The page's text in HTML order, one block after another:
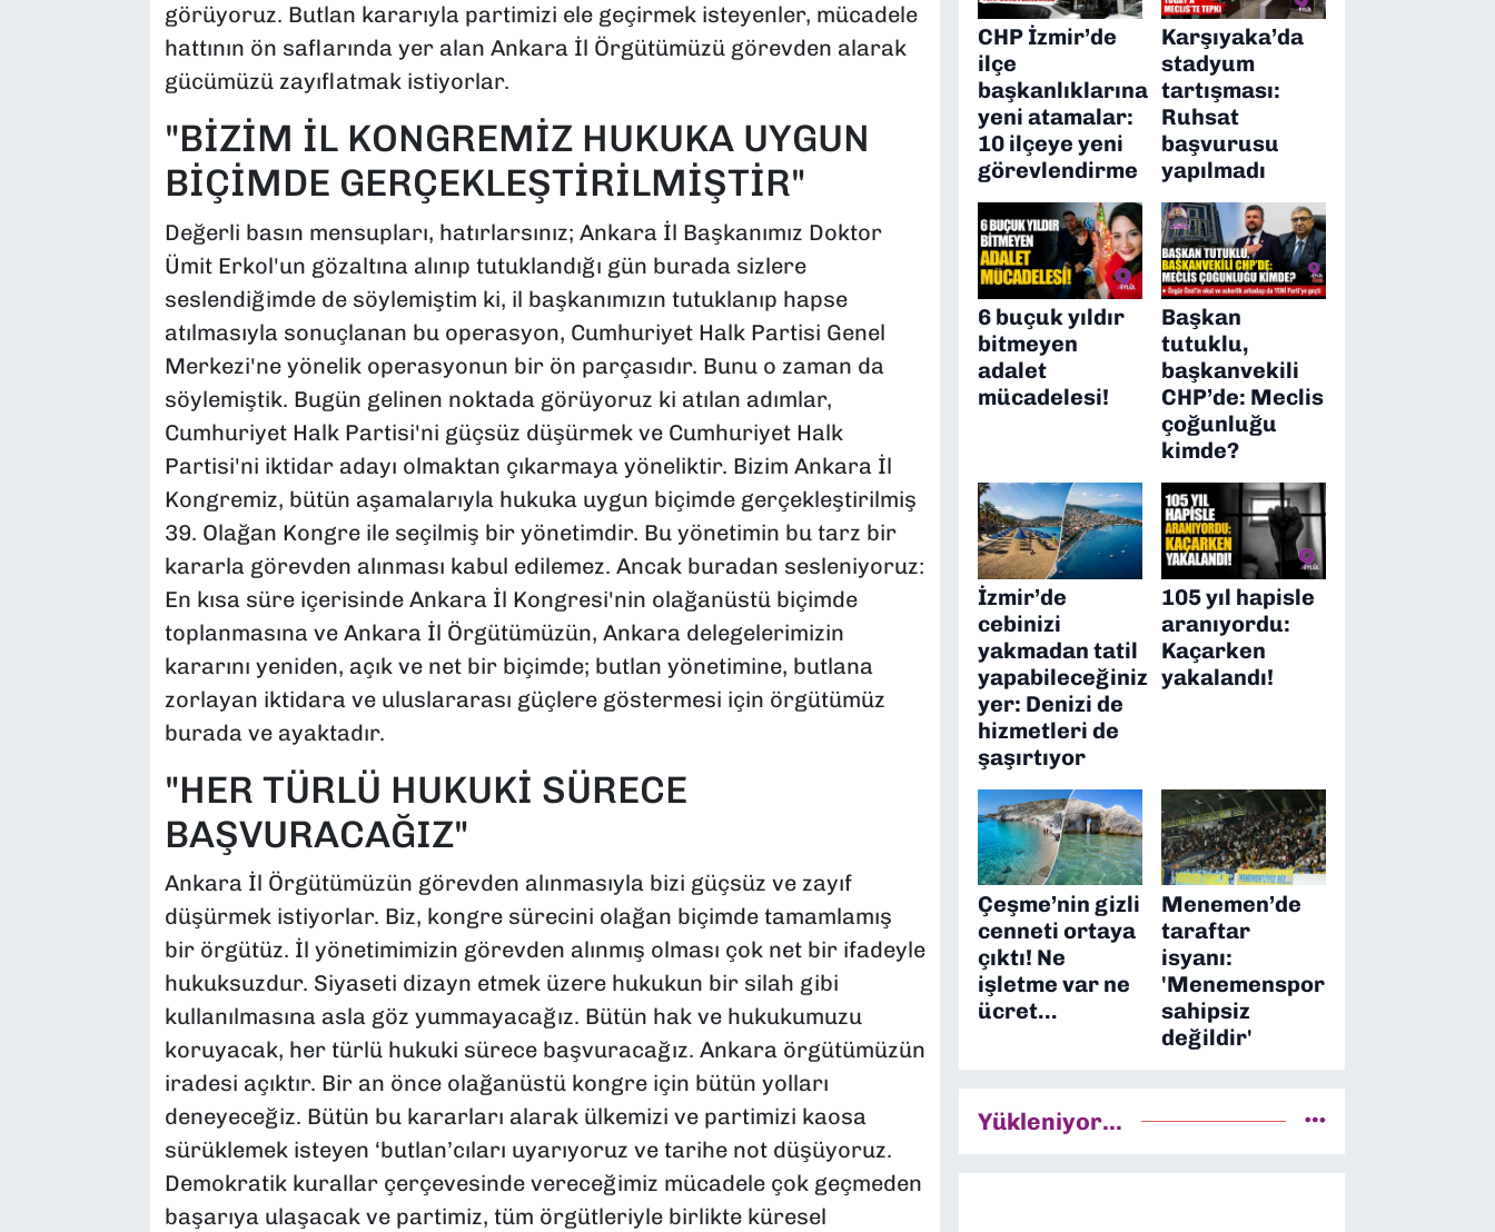
görüyoruz. Butlan kararıyla partimizi ele geçirmek isteyenler, mücadele
hattının ön saflarında yer alan Ankara İl Örgütümüzü görevden alarak
gücümüzü zayıflatmak istiyorlar.
"BİZİM İL KONGREMİZ HUKUKA UYGUN
BİÇİMDE GERÇEKLEŞTİRİLMİŞTİR"
Değerli basın mensupları, hatırlarsınız; Ankara İl Başkanımız Doktor
Ümit Erkol'un gözaltına alınıp tutuklandığı gün burada sizlere
seslendiğimde de söylemiştim ki, il başkanımızın tutuklanıp hapse
atılmasıyla sonuçlanan bu operasyon, Cumhuriyet Halk Partisi Genel
Merkezi'ne yönelik operasyonun bir ön parçasıdır. Bunu o zaman da
söylemiştik. Bugün gelinen noktada görüyoruz ki atılan adımlar,
Cumhuriyet Halk Partisi'ni güçsüz düşürmek ve Cumhuriyet Halk
Partisi'ni iktidar adayı olmaktan çıkarmaya yöneliktir. Bizim Ankara İl
Kongremiz, bütün aşamalarıyla hukuka uygun biçimde gerçekleştirilmiş
39. Olağan Kongre ile seçilmiş bir yönetimdir. Bu yönetimin bu tarz bir
kararla görevden alınması kabul edilemez. Ancak buradan sesleniyoruz:
En kısa süre içerisinde Ankara İl Kongresi'nin olağanüstü biçimde
toplanmasına ve Ankara İl Örgütümüzün, Ankara delegelerimizin
kararını yeniden, açık ve net bir biçimde; butlan yönetimine, butlana
zorlayan iktidara ve uluslararası güçlere göstermesi için örgütümüz
burada ve ayaktadır.
"HER TÜRLÜ HUKUKİ SÜRECE
BAŞVURACAĞIZ"
Ankara İl Örgütümüzün görevden alınmasıyla bizi güçsüz ve zayıf
düşürmek istiyorlar. Biz, kongre sürecini olağan biçimde tamamlamış
bir örgütüz. İl yönetimimizin görevden alınmış olması çok net bir ifadeyle
hukuksuzdur. Siyaseti dizayn etmek üzere hukukun bir silah gibi
kullanılmasına asla göz yummayacağız. Bütün hak ve hukukumuzu
koruyacak, her türlü hukuki sürece başvuracağız. Ankara örgütümüzün
iradesi açıktır. Bir an önce olağanüstü kongre için bütün yolları
deneyeceğiz. Bütün bu kararları alarak ülkemizi ve partimizi kaosa
sürüklemek isteyen ‘butlan’cıları uyarıyoruz ve tarihe not düşüyoruz.
Demokratik kurallar çerçevesinde vereceğimiz mücadele çok geçmeden
başarıya ulaşacak ve partimiz, tüm örgütleriyle birlikte küresel
CHP İzmir’de
ilçe
başkanlıklarına
yeni atamalar:
10 ilçeye yeni
görevlendirme
Karşıyaka’da
stadyum
tartışması:
Ruhsat
başvurusu
yapılmadı
6 buçuk yıldır
bitmeyen
adalet
mücadelesi!
Başkan
tutuklu,
başkanvekili
CHP’de: Meclis
çoğunluğu
kimde?
İzmir’de
cebinizi
yakmadan tatil
yapabileceğiniz
yer: Denizi de
hizmetleri de
şaşırtıyor
105 yıl hapisle
aranıyordu:
Kaçarken
yakalandı!
Çeşme’nin gizli
cenneti ortaya
çıktı! Ne
işletme var ne
ücret…
Menemen’de
taraftar
isyanı:
'Menemenspor
sahipsiz
değildir'
Yükleniyor...